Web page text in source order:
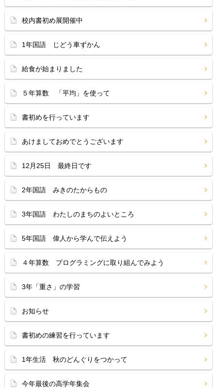
校内書初め展開催中
1年国語 じどう車ずかん
給食が始まりました
５年算数 「平均」を使って
書初めを行っています
あけましておめでとうございます
12月25日 最終日です
2年国語 みきのたからもの
3年国語 わたしのまちのよいところ
5年国語 偉人から学んで伝えよう
４年算数 プログラミングに取り組んでみよう
3年「重さ」の学習
お知らせ
書初めの練習を行っています
1年生活 秋のどんぐりをつかって
今年最後の高学年集会